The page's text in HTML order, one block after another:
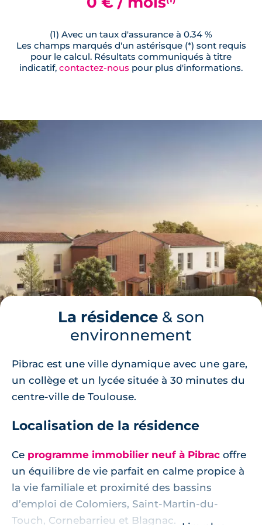
(1) Avec un taux d'assurance à 0.34 %
Les champs marqués d'un astérisque (*) sont requis
pour le calcul. Résultats communiqués à titre
indicatif, contactez-nous pour plus d'informations.
La résidence& son
environnement
Pibrac est une ville dynamique avec une gare,
un collège et un lycée située à 30 minutes du
centre-ville de Toulouse.
Localisation de la résidence
Ce programme immobilier neuf à Pibrac offre
un équilibre de vie parfait en calme propice à
la vie familiale et proximité des bassins
d’emploi de Colomiers, Saint-Martin-du-
Touch, Cornebarrieu et Blagnac.